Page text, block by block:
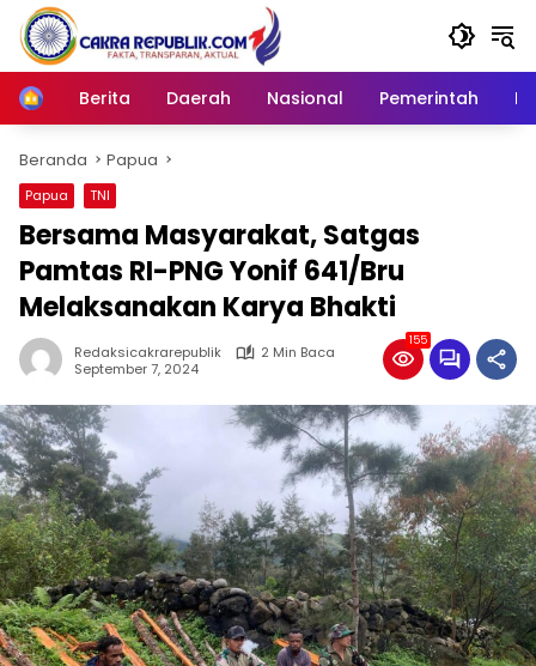
Langsung
konten
Home
Berita Daerah Nasional Pemerintah
Beranda Papua
Papua TNI
Bersama Masyarakat, Satgas
Pamtas RI-PNG Yonif 641/Bru
Melaksanakan Karya Bhakti
Redaksicakrarepublik
2 Min Baca
September 7, 2024
155